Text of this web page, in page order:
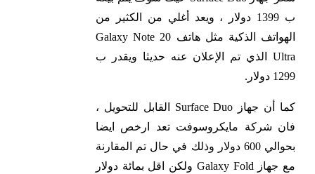
ب 1399 دولار ، ويعد أغلي من الكثير من
الهواتف الذكية مثل هاتف Galaxy Note 20
Ultra الذي تم الإعلان عنه حديثا ويقدر ب
1299 دولار.
كما أن جهاز Surface Duo القابل للتحويل ،
فان شركة مايكروسوفت تعد ارخص ايضا
بحوالي 600 دولار وذلك في حال تم المقارنة
مع جهاز Galaxy Fold ولكن اقل بمائة دولار